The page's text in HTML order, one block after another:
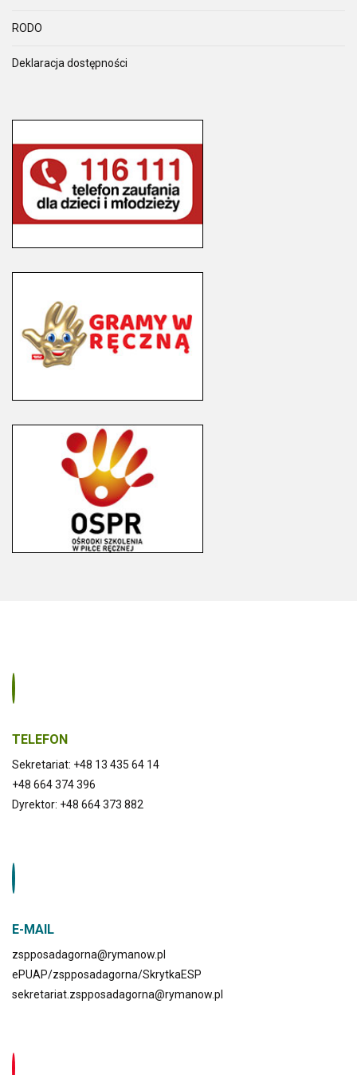
RODO
Deklaracja dostępności
TELEFON
Sekretariat: +48 13 435 64 14
+48 664 374 396
Dyrektor: +48 664 373 882
E-MAIL
zspposadagorna@rymanow.pl
ePUAP/zspposadagorna/SkrytkaESP
sekretariat.zspposadagorna@rymanow.pl